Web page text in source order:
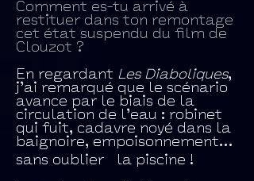
Comment es-tu arrivé à
restituer dans ton remontage
cet état suspendu du film de
Clouzot ?
En regardant Les Diaboliques,
j’ai remarqué que le scénario
avance par le biais de la
circulation de l’eau : robinet
qui fuit, cadavre noyé dans la
baignoire, empoisonnement…
sans oublier la piscine !